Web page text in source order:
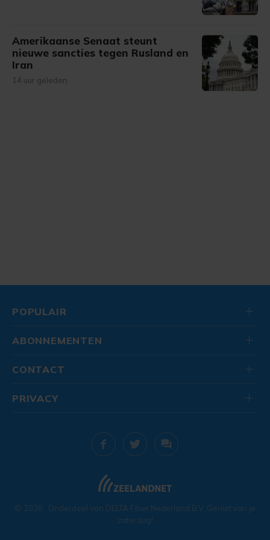
Amerikaanse Senaat steunt
nieuwe sancties tegen Rusland en
Iran
14 uur geleden
POPULAIR
ABONNEMENTEN
CONTACT
© 2026 . Onderdeel van DELTA Fiber Nederland B.V. Geniet van je
zaterdag!
PRIVACY